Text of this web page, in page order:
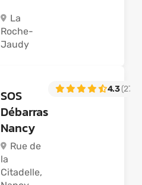
La
Roche-
Jaudy
SOS
Débarras
Nancy
Rue de
la
Citadelle,
4.3(27)